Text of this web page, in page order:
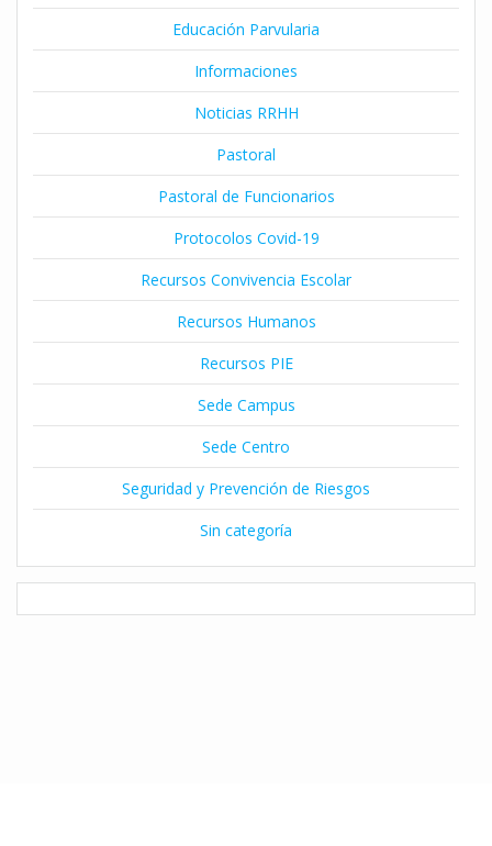
Educación Parvularia
Informaciones
Noticias RRHH
Pastoral
Pastoral de Funcionarios
Protocolos Covid-19
Recursos Convivencia Escolar
Recursos Humanos
Recursos PIE
Sede Campus
Sede Centro
Seguridad y Prevención de Riesgos
Sin categoría